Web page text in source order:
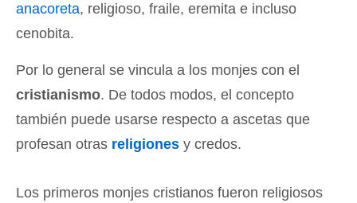
anacoreta, religioso, fraile, eremita e incluso
cenobita.
Por lo general se vincula a los monjes con el
cristianismo. De todos modos, el concepto
también puede usarse respecto a ascetas que
profesan otras religiones y credos.
Los primeros monjes cristianos fueron religiosos